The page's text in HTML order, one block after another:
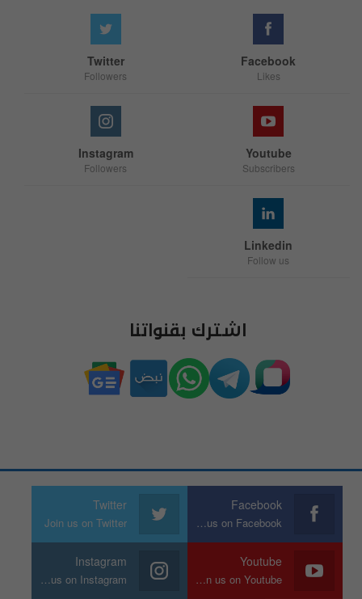
Facebook
Likes
Twitter
Followers
Youtube
Subscribers
Instagram
Followers
Linkedin
Follow us
اشترك بقنواتنا
Facebook
Join us on Facebook
Twitter
Join us on Twitter
Youtube
Join us on Youtube
Instagram
Join us on Instagram